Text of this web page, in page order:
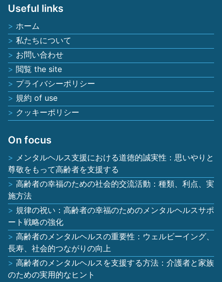
Useful links
ホーム
私たちについて
お問い合わせ
閲覧 the site
プライバシーポリシー
規約 of use
クッキーポリシー
On focus
メンタルヘルス支援における道徳的誠実性：思いやりと
尊敬をもって高齢者を支援する
高齢者の幸福のための社会的交流活動：種類、利点、実
施方法
規律の祝い：高齢者の幸福のためのメンタルヘルスサポ
ート戦略の強化
高齢者のメンタルヘルスの重要性：ウェルビーイング、
長寿、社会的つながりの向上
高齢者のメンタルヘルスを支援する方法：介護者と家族
のための実用的なヒント